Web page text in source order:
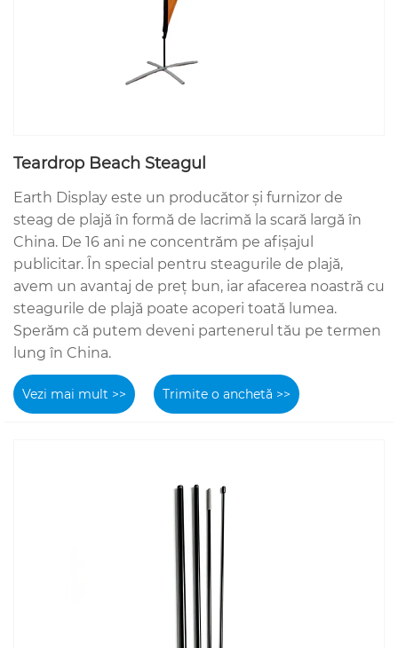
Teardrop Beach Steagul
Earth Display este un producător și furnizor de
steag de plajă în formă de lacrimă la scară largă în
China. De 16 ani ne concentrăm pe afișajul
publicitar. În special pentru steagurile de plajă,
avem un avantaj de preț bun, iar afacerea noastră cu
steagurile de plajă poate acoperi toată lumea.
Sperăm că putem deveni partenerul tău pe termen
lung în China.
Vezi mai mult >> Trimite o anchetă >>